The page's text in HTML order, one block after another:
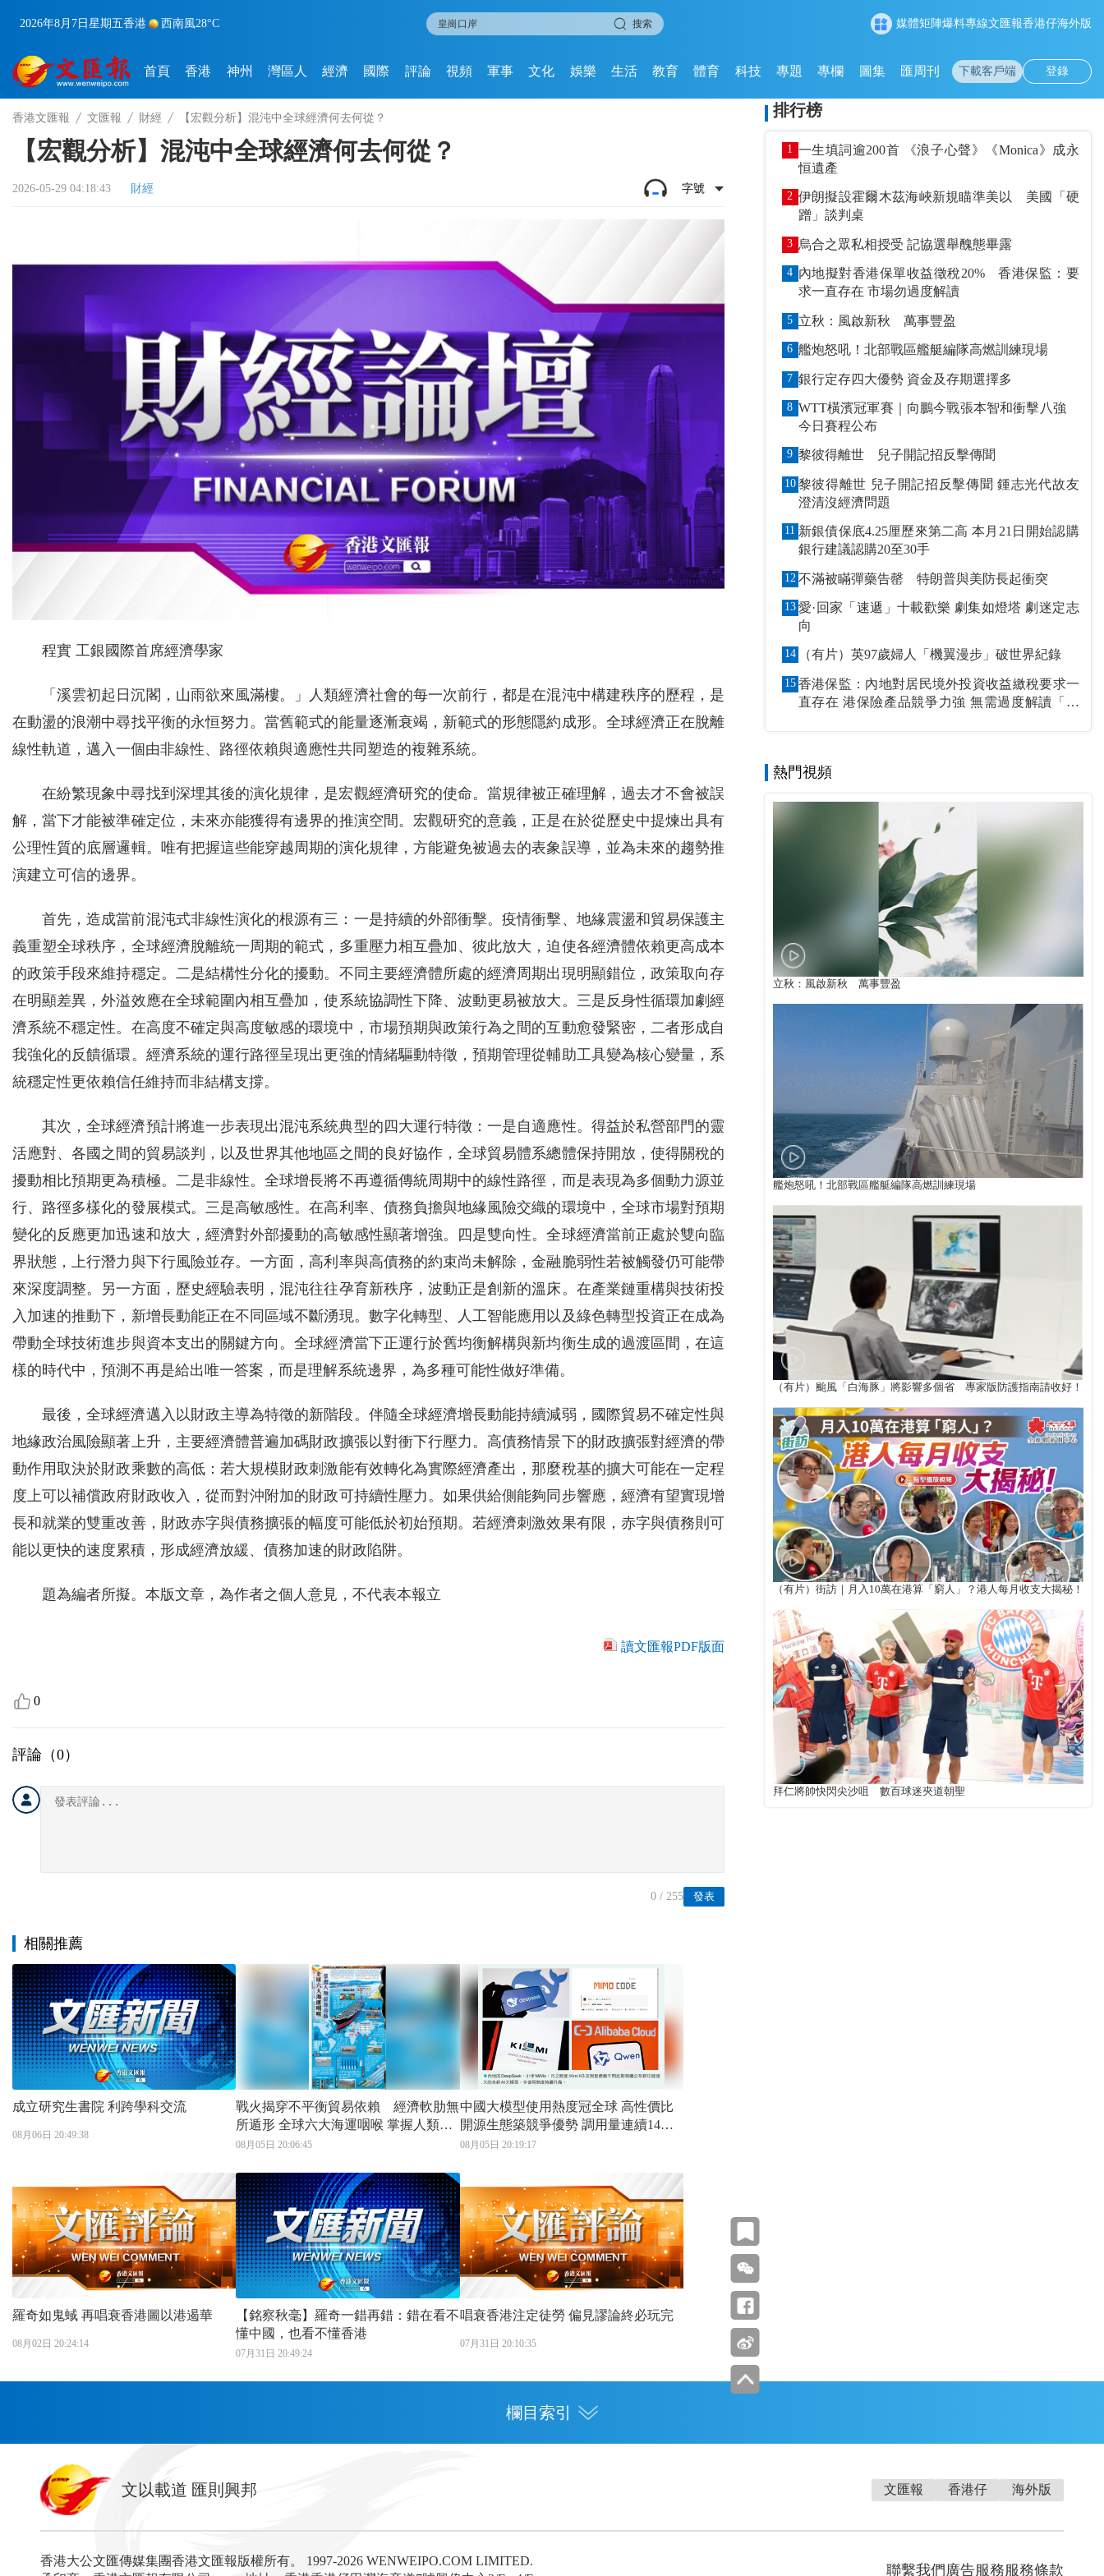
2026年8月7日 星期五香港 西南風28°C 搜索 媒體矩陣爆料專線文匯報香港仔海外版
首頁 香港 神州 灣區人 經濟 國際 評論 視頻 軍事 文化 娛樂 生活 教育 體育 科技 專題 專欄 圖集 匯周刊 下載客戶端 登錄
香港文匯報 文匯報 財經 【宏觀分析】混沌中全球經濟何去何從？
【宏觀分析】混沌中全球經濟何去何從？
2026-05-29 04:18:43 財經 字號
程實 工銀國際首席經濟學家
「溪雲初起日沉閣，山雨欲來風滿樓。」人類經濟社會的每一次前行，都是在混沌中構建秩序的歷程，是
在動盪的浪潮中尋找平衡的永恒努力。當舊範式的能量逐漸衰竭，新範式的形態隱約成形。全球經濟正在脫離
線性軌道，邁入一個由非線性、路徑依賴與適應性共同塑造的複雜系統。
在紛繁現象中尋找到深埋其後的演化規律，是宏觀經濟研究的使命。當規律被正確理解，過去才不會被誤
解，當下才能被準確定位，未來亦能獲得有邊界的推演空間。宏觀研究的意義，正是在於從歷史中提煉出具有
公理性質的底層邏輯。唯有把握這些能穿越周期的演化規律，方能避免被過去的表象誤導，並為未來的趨勢推
演建立可信的邊界。
首先，造成當前混沌式非線性演化的根源有三：一是持續的外部衝擊。疫情衝擊、地緣震盪和貿易保護主
義重塑全球秩序，全球經濟脫離統一周期的範式，多重壓力相互疊加、彼此放大，迫使各經濟體依賴更高成本
的政策手段來維持穩定。二是結構性分化的擾動。不同主要經濟體所處的經濟周期出現明顯錯位，政策取向存
在明顯差異，外溢效應在全球範圍內相互疊加，使系統協調性下降、波動更易被放大。三是反身性循環加劇經
濟系統不穩定性。在高度不確定與高度敏感的環境中，市場預期與政策行為之間的互動愈發緊密，二者形成自
我強化的反饋循環。經濟系統的運行路徑呈現出更強的情緒驅動特徵，預期管理從輔助工具變為核心變量，系
統穩定性更依賴信任維持而非結構支撐。
其次，全球經濟預計將進一步表現出混沌系統典型的四大運行特徵：一是自適應性。得益於私營部門的靈
活應對、各國之間的貿易談判，以及世界其他地區之間的良好協作，全球貿易體系總體保持開放，使得關稅的
擾動相比預期更為積極。二是非線性。全球增長將不再遵循傳統周期中的線性路徑，而是表現為多個動力源並
行、路徑多樣化的發展模式。三是高敏感性。在高利率、債務負擔與地緣風險交織的環境中，全球市場對預期
變化的反應更加迅速和放大，經濟對外部擾動的高敏感性顯著增強。四是雙向性。全球經濟當前正處於雙向臨
界狀態，上行潛力與下行風險並存。一方面，高利率與高債務的約束尚未解除，金融脆弱性若被觸發仍可能帶
來深度調整。另一方面，歷史經驗表明，混沌往往孕育新秩序，波動正是創新的溫床。在產業鏈重構與技術投
入加速的推動下，新增長動能正在不同區域不斷湧現。數字化轉型、人工智能應用以及綠色轉型投資正在成為
帶動全球技術進步與資本支出的關鍵方向。全球經濟當下正運行於舊均衡解構與新均衡生成的過渡區間，在這
樣的時代中，預測不再是給出唯一答案，而是理解系統邊界，為多種可能性做好準備。
最後，全球經濟邁入以財政主導為特徵的新階段。伴隨全球經濟增長動能持續減弱，國際貿易不確定性與
地緣政治風險顯著上升，主要經濟體普遍加碼財政擴張以對衝下行壓力。高債務情景下的財政擴張對經濟的帶
動作用取決於財政乘數的高低：若大規模財政刺激能有效轉化為實際經濟產出，那麼稅基的擴大可能在一定程
度上可以補償政府財政收入，從而對沖附加的財政可持續性壓力。如果供給側能夠同步響應，經濟有望實現增
長和就業的雙重改善，財政赤字與債務擴張的幅度可能低於初始預期。若經濟刺激效果有限，赤字與債務則可
能以更快的速度累積，形成經濟放緩、債務加速的財政陷阱。
題為編者所擬。本版文章，為作者之個人意見，不代表本報立
讀文匯報PDF版面
0
評論（0）
發表
0 / 255
相關推薦
成立研究生書院 利跨學科交流
08月06日 20:49:38
戰火揭穿不平衡貿易依賴 經濟軟肋無
所遁形 全球六大海運咽喉 掌握人類能
源命脈
08月05日 20:06:45
中國大模型使用熱度冠全球 高性價比
開源生態築競爭優勢 調用量連續14周
超美
08月05日 20:19:17
羅奇如鬼蜮 再唱衰香港圖以港遏華
08月02日 20:24:14
【銘察秋毫】羅奇一錯再錯：錯在看不
懂中國，也看不懂香港
07月31日 20:49:24
唱衰香港注定徒勞 偏見謬論終必玩完
07月31日 20:10:35
排行榜
1 一生填詞逾200首 《浪子心聲》《Monica》成永
恒遺產
2 伊朗擬設霍爾木茲海峽新規瞄準美以 美國「硬
蹭」談判桌
3 烏合之眾私相授受 記協選舉醜態畢露
4 內地擬對香港保單收益徵稅20% 香港保監：要
求一直存在 市場勿過度解讀
5 立秋：風啟新秋 萬事豐盈
6 艦炮怒吼！北部戰區艦艇編隊高燃訓練現場
7 銀行定存四大優勢 資金及存期選擇多
8 WTT橫濱冠軍賽｜向鵬今戰張本智和衝擊八強
今日賽程公布
9 黎彼得離世 兒子開記招反擊傳聞
10 黎彼得離世 兒子開記招反擊傳聞 鍾志光代故友
澄清沒經濟問題
11 新銀債保底4.25厘歷來第二高 本月21日開始認購
銀行建議認購20至30手
12 不滿被瞞彈藥告罄 特朗普與美防長起衝突
13 愛·回家「速遞」十載歡樂 劇集如燈塔 劇迷定志
向
14 （有片）英97歲婦人「機翼漫步」破世界紀錄
15 香港保監：內地對居民境外投資收益繳稅要求一
直存在 港保險產品競爭力強 無需過度解讀「保
熱門視頻
立秋：風啟新秋 萬事豐盈
艦炮怒吼！北部戰區艦艇編隊高燃訓練現場
（有片）颱風「白海豚」將影響多個省 專家版防護指南請收好！
（有片）街訪｜月入10萬在港算「窮人」？港人每月收支大揭秘！
拜仁將帥快閃尖沙咀 數百球迷夾道朝聖
欄目索引
首頁
香港
神州
灣區生活 灣區企業 灣區文化 灣區人才
灣區政策
經濟 財經 地產 投資 財評 數字經濟 經湋論
文以載道 匯則興邦 文匯報 香港仔 海外版
香港大公文匯傳媒集團香港文匯報版權所有。
1997-2026 WENWEIPO.COM LIMITED.
聯繫我們廣告服務服務條款